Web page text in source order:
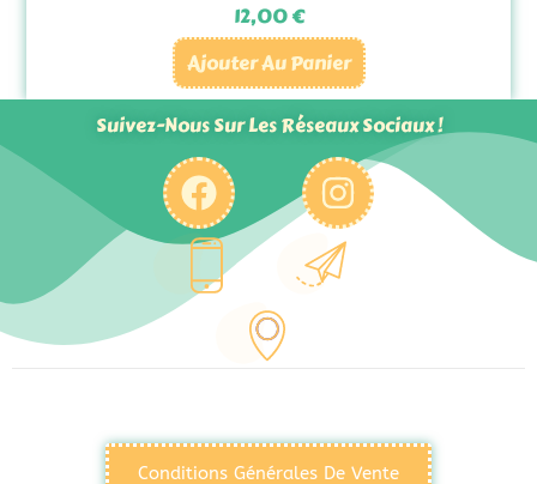
12,00€
Ajouter Au Panier
Suivez-Nous Sur Les Réseaux Sociaux !
Conditions Générales De Vente